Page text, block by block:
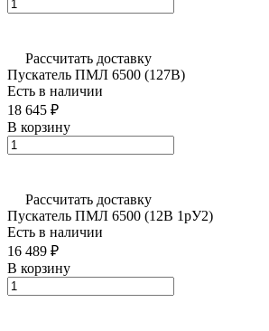
Рассчитать доставку
Пускатель ПМЛ 6500 (127В)
Есть в наличии
18 645 ₽
В корзину
Рассчитать доставку
Пускатель ПМЛ 6500 (12В 1рУ2)
Есть в наличии
16 489 ₽
В корзину